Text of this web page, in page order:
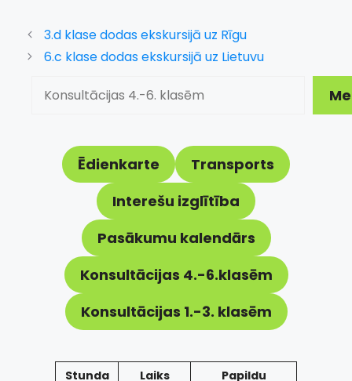
3.d klase dodas ekskursijā uz Rīgu
6.c klase dodas ekskursijā uz Lietuvu
Ēdienkarte
Transports
Interešu izglītība
Pasākumu kalendārs
Konsultācijas 4.-6.klasēm
Konsultācijas 1.-3. klasēm
Stunda Laiks Papildu